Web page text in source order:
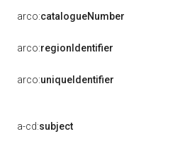
arco:catalogueNumber
arco:regionIdentifier
arco:uniqueIdentifier
a-cd:subject